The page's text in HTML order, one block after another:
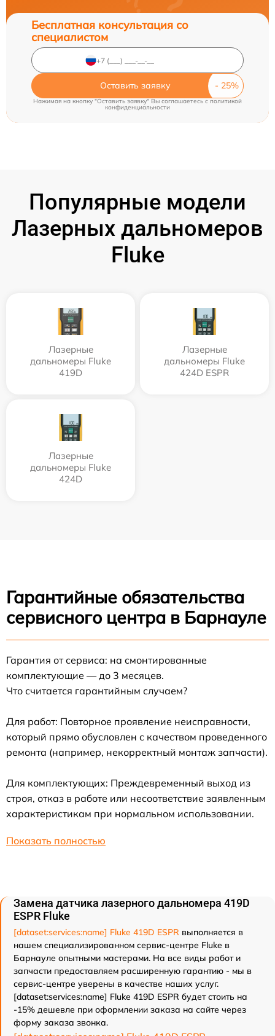
Бесплатная консультация со
специалистом
Оставить заявку
Нажимая на кнопку "Оставить заявку" Вы соглашаетесь cполитикой
конфиденциальности
Популярные модели
Лазерных дальномеров
Fluke
Лазерные
дальномеры Fluke
419D
Лазерные
дальномеры Fluke
424D ESPR
Лазерные
дальномеры Fluke
424D
Гарантийные обязательства
сервисного центра в Барнауле
Гарантия от сервиса: на смонтированные
комплектующие — до 3 месяцев.
Что считается гарантийным случаем?
Для работ: Повторное проявление неисправности,
который прямо обусловлен с качеством проведенного
ремонта (например, некорректный монтаж запчасти).
Для комплектующих: Преждевременный выход из
строя, отказ в работе или несоответствие заявленным
характеристикам при нормальном использовании.
Показать полностью
Замена датчика лазерного дальномера 419D
ESPR Fluke
[dataset:services:name] Fluke 419D ESPR выполняется в
нашем специализированном сервис-центре Fluke в
Барнауле опытными мастерами. На все виды работ и
запчасти предоставляем расширенную гарантию - мы в
сервис-центре уверены в качестве наших услуг.
[dataset:services:name] Fluke 419D ESPR будет стоить на
-15% дешевле при оформлении заказа на сайте через
форму заказа звонка.